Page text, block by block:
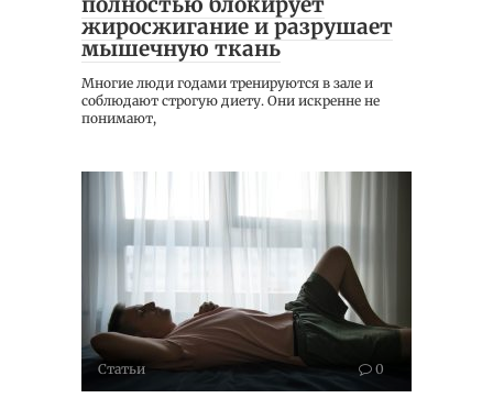
жиросжигание и разрушает
мышечную ткань
Многие люди годами тренируются в зале и
соблюдают строгую диету. Они искренне не
понимают,
Статьи 0